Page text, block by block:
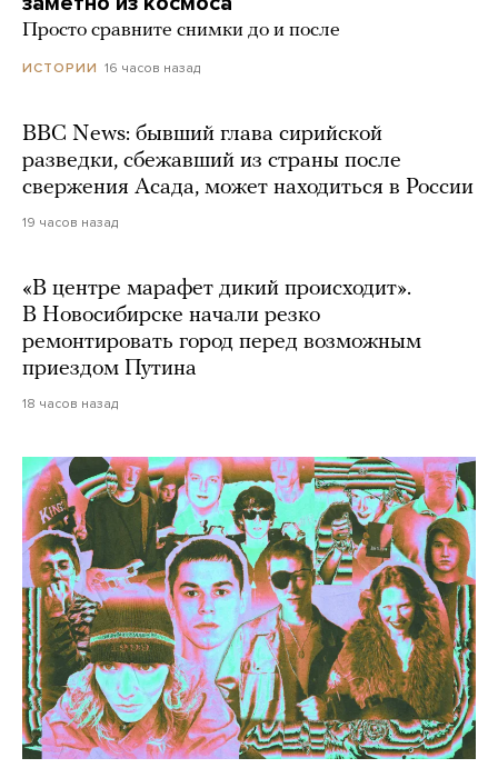
Просто сравните снимки до и после
ИСТОРИИ 16 часов назад
BBC News: бывший глава сирийской
разведки, сбежавший из страны после
свержения Асада, может находиться в России
19 часов назад
«В центре марафет дикий происходит».
В Новосибирске начали резко
ремонтировать город перед возможным
приездом Путина
18 часов назад